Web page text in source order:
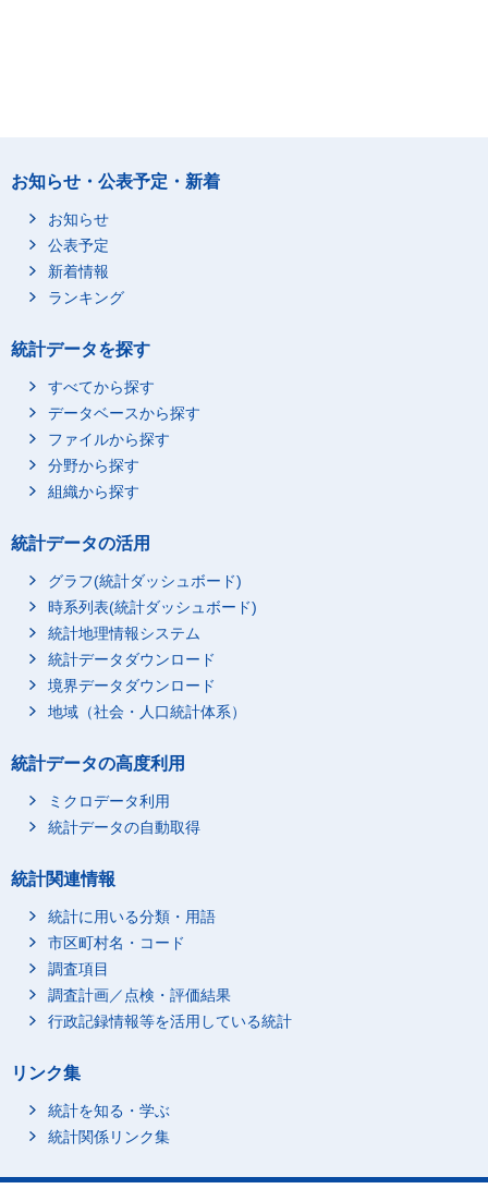
お知らせ・公表予定・新着
お知らせ
公表予定
新着情報
ランキング
統計データを探す
すべてから探す
データベースから探す
ファイルから探す
分野から探す
組織から探す
統計データの活用
グラフ(統計ダッシュボード)
時系列表(統計ダッシュボード)
統計地理情報システム
統計データダウンロード
境界データダウンロード
地域（社会・人口統計体系）
統計データの高度利用
ミクロデータ利用
統計データの自動取得
統計関連情報
統計に用いる分類・用語
市区町村名・コード
調査項目
調査計画／点検・評価結果
行政記録情報等を活用している統計
リンク集
統計を知る・学ぶ
統計関係リンク集